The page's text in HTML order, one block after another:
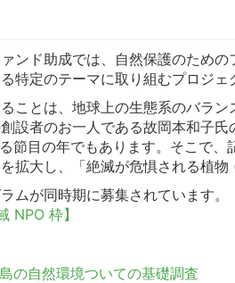
ンド助成では、自然保護のため
特定のテーマに取り組むプロジェ
ことは、地球上の生態系のバラ
設者のお一人である故岡本和子
節目の年でもあります。そこで
を拡大し、「絶滅が危惧される植
ムが同時期に募集されています。
NPO 枠】
の自然環境ついての基礎調査